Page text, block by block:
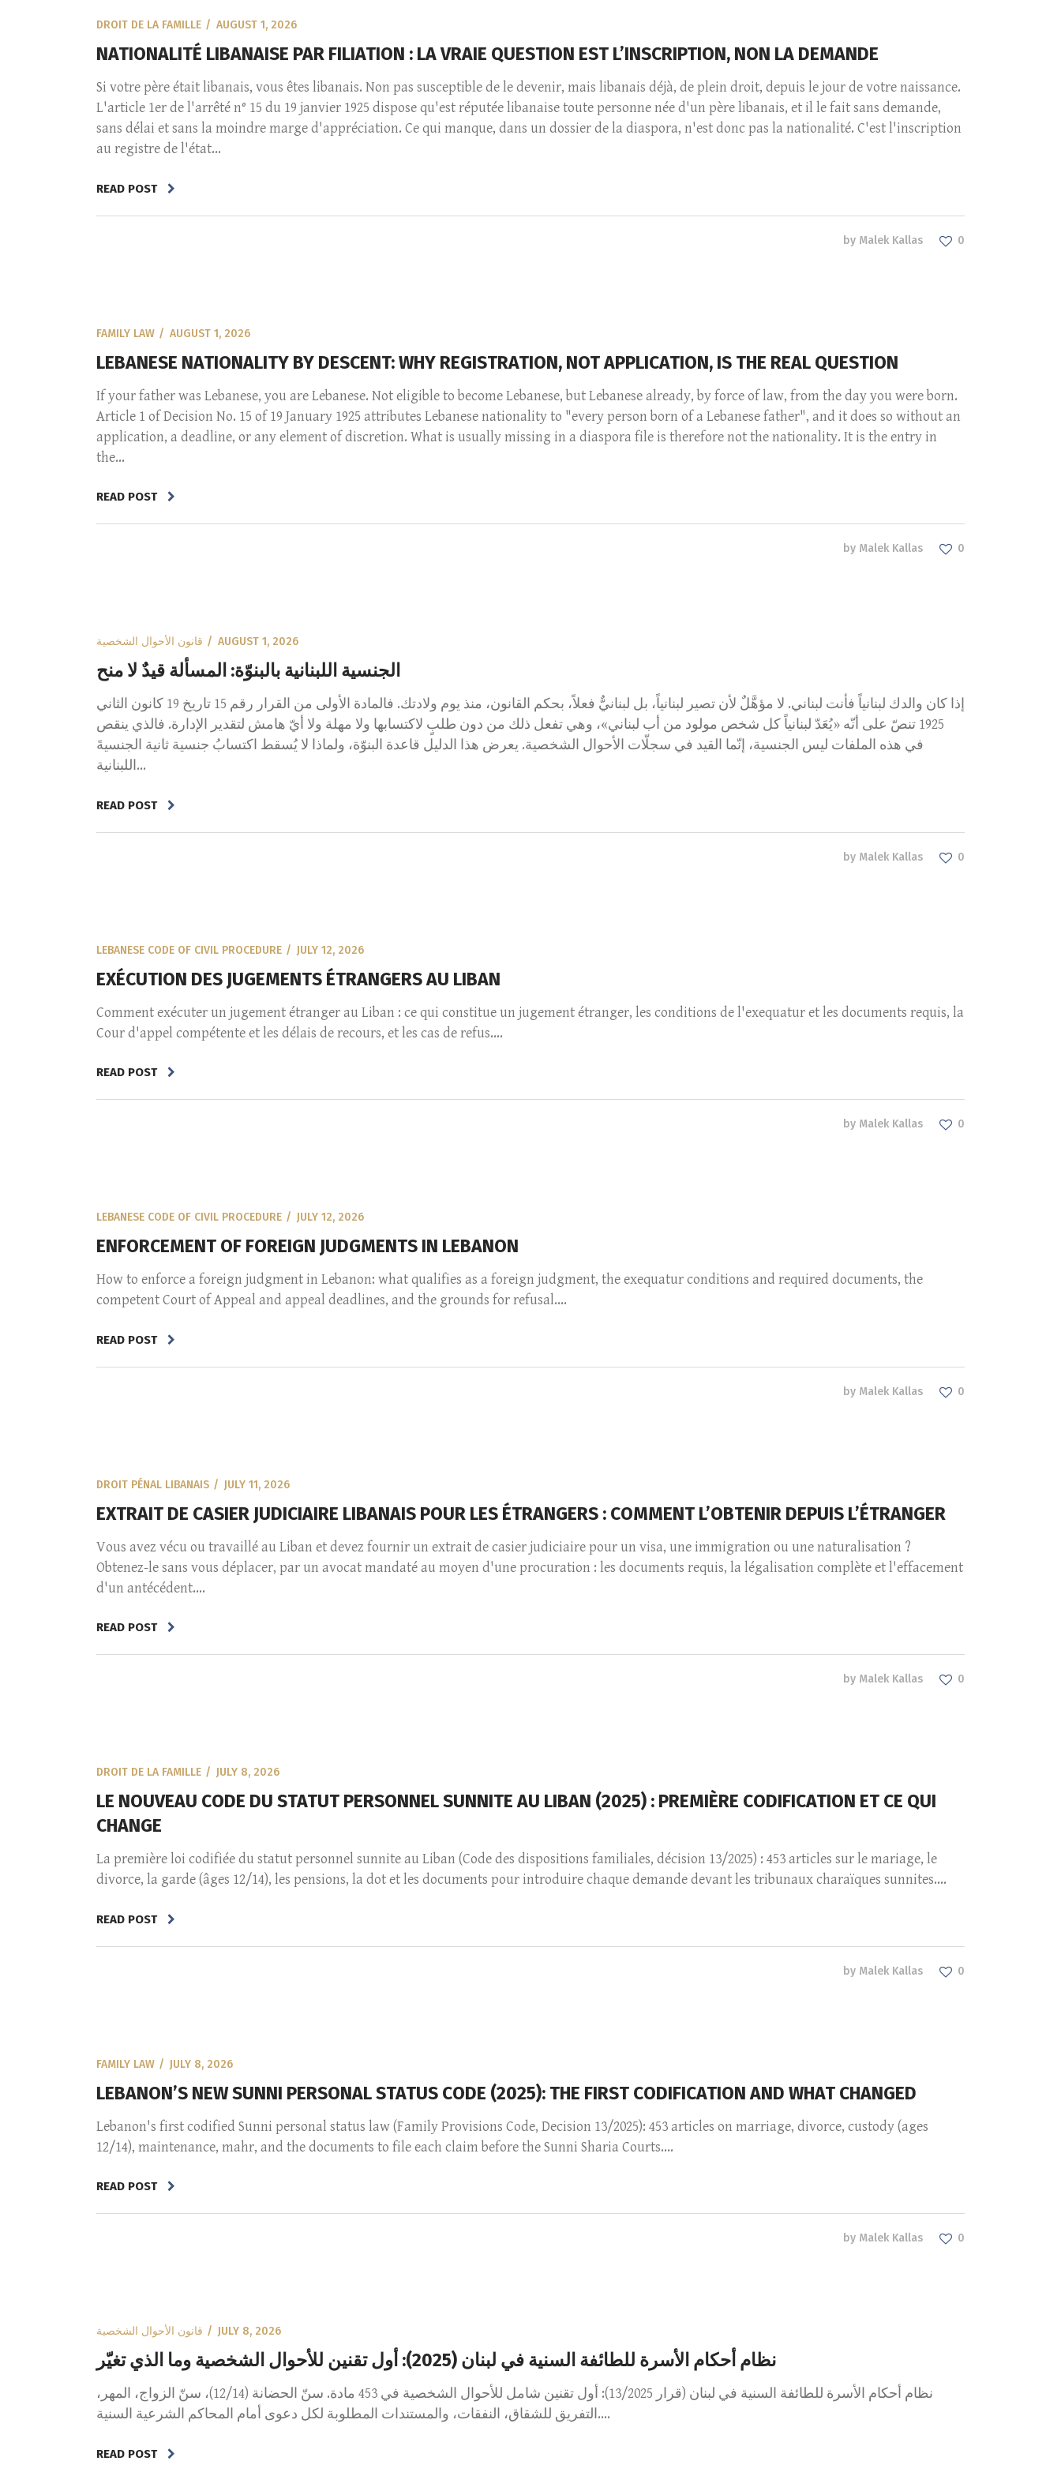
DROIT DE LA FAMILLE AUGUST 1, 2026
NATIONALITÉ LIBANAISE PAR FILIATION : LA VRAIE QUESTION EST L’INSCRIPTION, NON LA DEMANDE
Si votre père était libanais, vous êtes libanais. Non pas susceptible de le devenir, mais libanais déjà, de plein droit, depuis le jour de votre naissance.
L'article 1er de l'arrêté n° 15 du 19 janvier 1925 dispose qu'est réputée libanaise toute personne née d'un père libanais, et il le fait sans demande,
sans délai et sans la moindre marge d'appréciation. Ce qui manque, dans un dossier de la diaspora, n'est donc pas la nationalité. C'est l'inscription
au registre de l'état...
READ POST
by Malek Kallas 0
FAMILY LAW AUGUST 1, 2026
LEBANESE NATIONALITY BY DESCENT: WHY REGISTRATION, NOT APPLICATION, IS THE REAL QUESTION
If your father was Lebanese, you are Lebanese. Not eligible to become Lebanese, but Lebanese already, by force of law, from the day you were born.
Article 1 of Decision No. 15 of 19 January 1925 attributes Lebanese nationality to "every person born of a Lebanese father", and it does so without an
application, a deadline, or any element of discretion. What is usually missing in a diaspora file is therefore not the nationality. It is the entry in
the...
READ POST
by Malek Kallas 0
قانون الأحوال الشخصية AUGUST 1, 2026
الجنسية اللبنانية بالبنوّة: المسألة قيدٌ لا منح
إذا كان والدك لبنانياً فأنت لبناني. لا مؤهَّلٌ لأن تصير لبنانياً، بل لبنانيٌّ فعلاً، بحكم القانون، منذ يوم ولادتك. فالمادة الأولى من القرار رقم 15 تاريخ 19 كانون الثاني
1925 تنصّ على أنّه «يُعَدّ لبنانياً كل شخص مولود من أب لبناني»، وهي تفعل ذلك من دون طلبٍ لاكتسابها ولا مهلة ولا أيّ هامش لتقدير الإدارة. فالذي ينقص
في هذه الملفات ليس الجنسية، إنّما القيد في سجلّات الأحوال الشخصية. يعرض هذا الدليل قاعدة البنوّة، ولماذا لا يُسقط اكتسابُ جنسية ثانية الجنسيةَ
اللبنانية...
READ POST
by Malek Kallas 0
LEBANESE CODE OF CIVIL PROCEDURE JULY 12, 2026
EXÉCUTION DES JUGEMENTS ÉTRANGERS AU LIBAN
Comment exécuter un jugement étranger au Liban : ce qui constitue un jugement étranger, les conditions de l'exequatur et les documents requis, la
Cour d'appel compétente et les délais de recours, et les cas de refus....
READ POST
by Malek Kallas 0
LEBANESE CODE OF CIVIL PROCEDURE JULY 12, 2026
ENFORCEMENT OF FOREIGN JUDGMENTS IN LEBANON
How to enforce a foreign judgment in Lebanon: what qualifies as a foreign judgment, the exequatur conditions and required documents, the
competent Court of Appeal and appeal deadlines, and the grounds for refusal....
READ POST
by Malek Kallas 0
DROIT PÉNAL LIBANAIS JULY 11, 2026
EXTRAIT DE CASIER JUDICIAIRE LIBANAIS POUR LES ÉTRANGERS : COMMENT L’OBTENIR DEPUIS L’ÉTRANGER
Vous avez vécu ou travaillé au Liban et devez fournir un extrait de casier judiciaire pour un visa, une immigration ou une naturalisation ?
Obtenez-le sans vous déplacer, par un avocat mandaté au moyen d'une procuration : les documents requis, la légalisation complète et l'effacement
d'un antécédent....
READ POST
by Malek Kallas 0
DROIT DE LA FAMILLE JULY 8, 2026
LE NOUVEAU CODE DU STATUT PERSONNEL SUNNITE AU LIBAN (2025) : PREMIÈRE CODIFICATION ET CE QUI
CHANGE
La première loi codifiée du statut personnel sunnite au Liban (Code des dispositions familiales, décision 13/2025) : 453 articles sur le mariage, le
divorce, la garde (âges 12/14), les pensions, la dot et les documents pour introduire chaque demande devant les tribunaux charaïques sunnites....
READ POST
by Malek Kallas 0
FAMILY LAW JULY 8, 2026
LEBANON’S NEW SUNNI PERSONAL STATUS CODE (2025): THE FIRST CODIFICATION AND WHAT CHANGED
Lebanon's first codified Sunni personal status law (Family Provisions Code, Decision 13/2025): 453 articles on marriage, divorce, custody (ages
12/14), maintenance, mahr, and the documents to file each claim before the Sunni Sharia Courts....
READ POST
by Malek Kallas 0
قانون الأحوال الشخصية JULY 8, 2026
نظام أحكام الأسرة للطائفة السنية في لبنان (2025): أول تقنين للأحوال الشخصية وما الذي تغيّر
نظام أحكام الأسرة للطائفة السنية في لبنان (قرار 13/2025): أول تقنين شامل للأحوال الشخصية في 453 مادة. سنّ الحضانة (12/14)، سنّ الزواج، المهر،
التفريق للشقاق، النفقات، والمستندات المطلوبة لكل دعوى أمام المحاكم الشرعية السنية....
READ POST